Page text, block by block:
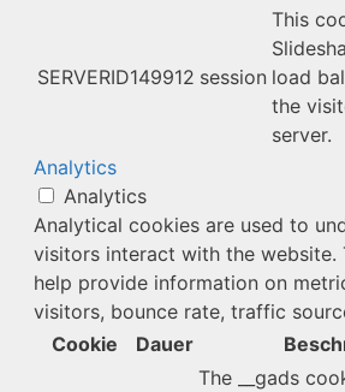
SERVERID149912 session
This
load
the
server.
Analytics
Analytics
Analytical cookies are used to
visitors interact with the website.
help provide information on
visitors, bounce rate, traffic
Cookie
Dauer
The __gads